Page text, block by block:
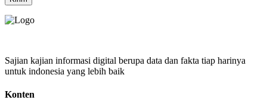
Sajian kajian informasi digital berupa data dan fakta tiap harinya
untuk indonesia yang lebih baik
Konten